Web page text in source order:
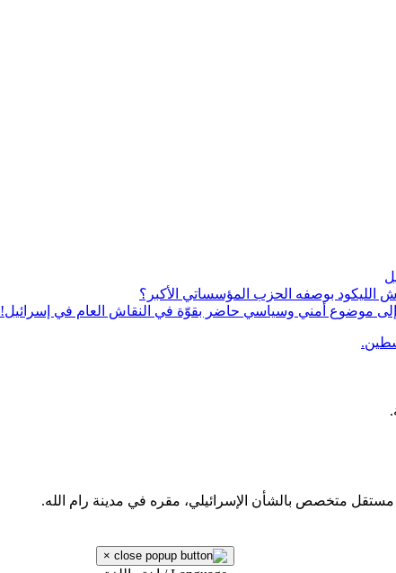
بوصفه الحزب المؤسساتي الأكبر؟
إلى موضوع أمني وسياسي حاضر بقوّة في النقاش العام في إسرائيل!
مستقل متخصص بالشأن الإسرائيلي، مقره في مدينة رام الله.
×